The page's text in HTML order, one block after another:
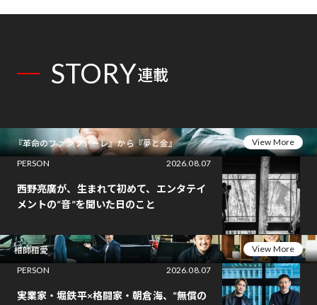
STORY連載
『革命のファンファーレ』から『夢と金』
View More
PERSON
2026.08.07
西野亮廣が、生まれて初めて、エンタテイ
メントの“音”を聞いた日のこと
相師相愛
View More
PERSON
2026.08.07
実業家・堀鉄平×格闘家・朝倉海、“無償の